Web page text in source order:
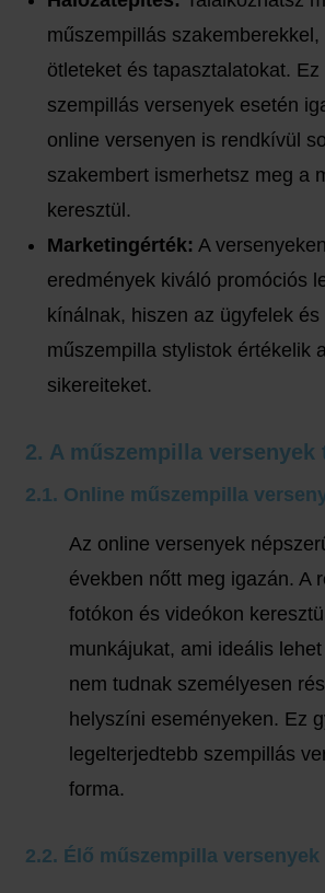
műszempillás
ötleteket és tapasztalatokat. Ez
szempillás versenyek esetén
online versenyen is rendkívül
szakembert ismerhetsz meg a
keresztül.
Marketingérték: A
eredmények kiváló promóciós
kínálnak, hiszen az ügyfelek és
műszempilla stylistok értékelik
sikereiteket.
2. A műszempilla versenyek
2.1. Online műszempilla
Az online versenyek
években nőtt meg igazán. A
fotókon és videókon
munkájukat, ami ideális
nem tudnak személyesen
helyszíni eseményeken. Ez
legelterjedtebb szempillás
forma.
2.2. Élő műszempilla versenyek